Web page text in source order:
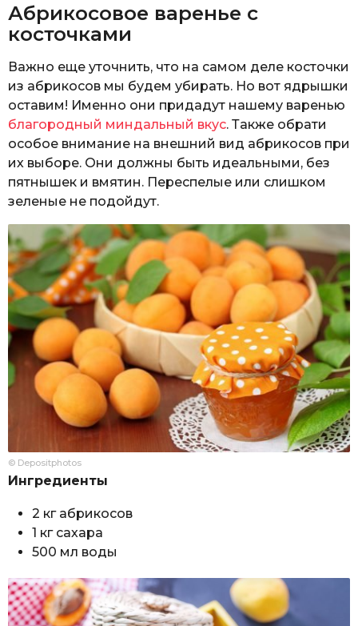
Абрикосовое варенье с
косточками
Важно еще уточнить, что на самом деле косточки
из абрикосов мы будем убирать. Но вот ядрышки
оставим! Именно они придадут нашему варенью
благородный миндальный вкус. Также обрати
особое внимание на внешний вид абрикосов при
их выборе. Они должны быть идеальными, без
пятнышек и вмятин. Переспелые или слишком
зеленые не подойдут.
© Depositphotos
Ингредиенты
2 кг абрикосов
1 кг сахара
500 мл воды